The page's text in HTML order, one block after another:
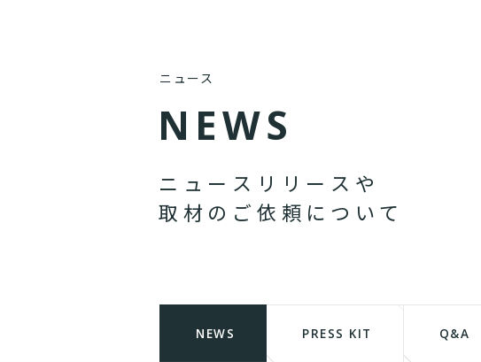
ニュース
N EWS
ニ ュ ー ス リ リ ー ス や
取 材 の ご 依 頼 に つ い て
NEWS PRESS KIT Q&A